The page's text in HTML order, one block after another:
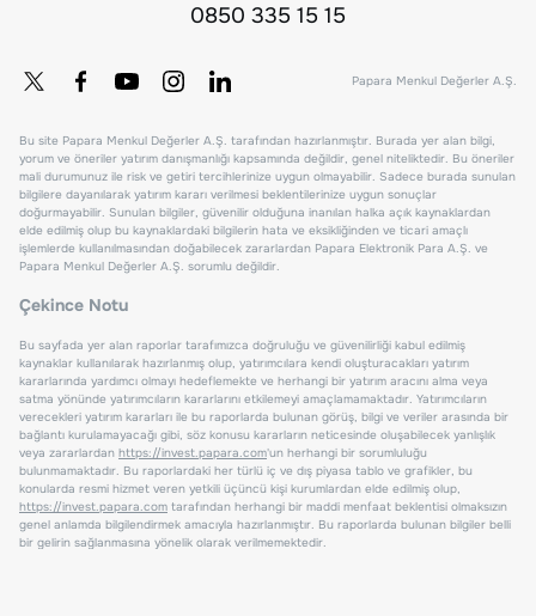
0850 335 15 15
Papara Menkul Değerler A.Ş.
Bu site Papara Menkul Değerler A.Ş. tarafından hazırlanmıştır. Burada yer alan bilgi,
yorum ve öneriler yatırım danışmanlığı kapsamında değildir, genel niteliktedir. Bu öneriler
mali durumunuz ile risk ve getiri tercihlerinize uygun olmayabilir. Sadece burada sunulan
bilgilere dayanılarak yatırım kararı verilmesi beklentilerinize uygun sonuçlar
doğurmayabilir. Sunulan bilgiler, güvenilir olduğuna inanılan halka açık kaynaklardan
elde edilmiş olup bu kaynaklardaki bilgilerin hata ve eksikliğinden ve ticari amaçlı
işlemlerde kullanılmasından doğabilecek zararlardan Papara Elektronik Para A.Ş. ve
Papara Menkul Değerler A.Ş. sorumlu değildir.
Çekince Notu
Bu sayfada yer alan raporlar tarafımızca doğruluğu ve güvenilirliği kabul edilmiş
kaynaklar kullanılarak hazırlanmış olup, yatırımcılara kendi oluşturacakları yatırım
kararlarında yardımcı olmayı hedeflemekte ve herhangi bir yatırım aracını alma veya
satma yönünde yatırımcıların kararlarını etkilemeyi amaçlamamaktadır. Yatırımcıların
verecekleri yatırım kararları ile bu raporlarda bulunan görüş, bilgi ve veriler arasında bir
bağlantı kurulamayacağı gibi, söz konusu kararların neticesinde oluşabilecek yanlışlık
veya zararlardan https://invest.papara.com'un herhangi bir sorumluluğu
bulunmamaktadır. Bu raporlardaki her türlü iç ve dış piyasa tablo ve grafikler, bu
konularda resmi hizmet veren yetkili üçüncü kişi kurumlardan elde edilmiş olup,
https://invest.papara.com tarafından herhangi bir maddi menfaat beklentisi olmaksızın
genel anlamda bilgilendirmek amacıyla hazırlanmıştır. Bu raporlarda bulunan bilgiler belli
bir gelirin sağlanmasına yönelik olarak verilmemektedir.